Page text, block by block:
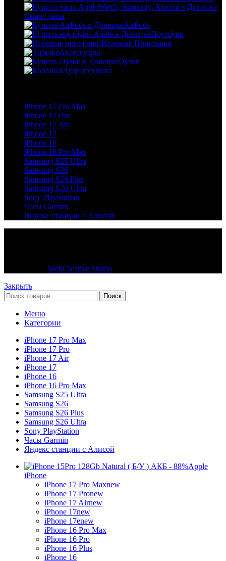
Смарт часы
AirPods
Ноутбуки
Игровые Приставки
Аксессуары
Dyson
Аудиотехника
iPhone 17 Pro Max
iPhone 17 Pro
iPhone 17 Air
iPhone 17
iPhone 16
iPhone 16 Pro Max
Samsung S25 Ultra
Samsung S26
Samsung S26 Plus
Samsung S26 Ultra
Sony PlayStation
Часы Garmin
Яндекс станции с Алисой
WebCreative Studio
Закрыть
Поиск
Меню
Категории
iPhone 17 Pro Max
iPhone 17 Pro
iPhone 17 Air
iPhone 17
iPhone 16
iPhone 16 Pro Max
Samsung S25 Ultra
Samsung S26
Samsung S26 Plus
Samsung S26 Ultra
Sony PlayStation
Часы Garmin
Яндекс станции с Алисой
Apple
iPhone
iPhone 17 Pro Maxnew
iPhone 17 Pronew
iPhone 17 Airnew
iPhone 17new
iPhone 17enew
iPhone 16 Pro Max
iPhone 16 Pro
iPhone 16 Plus
iPhone 16